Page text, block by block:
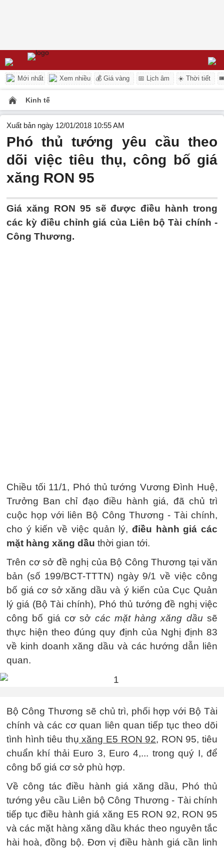
Mới nhất Xem nhiều 💰 Giá vàng 📅 Lịch âm ☀️ Thời tiết
Kinh tế
Xuất bản ngày 12/01/2018 10:55 AM
Phó thủ tướng yêu cầu theo
dõi việc tiêu thụ, công bố giá
xăng RON 95
Giá xăng RON 95 sẽ được điều hành trong
các kỳ điều chỉnh giá của Liên bộ Tài chính -
Công Thương.
Chiều tối 11/1, Phó thủ tướng Vương Đình Huệ,
Trưởng Ban chỉ đạo điều hành giá, đã chủ trì
cuộc họp với liên Bộ Công Thương - Tài chính,
cho ý kiến về việc quản lý, điều hành giá các
mặt hàng xăng dầu thời gian tới.
Trên cơ sở đề nghị của Bộ Công Thương tại văn
bản (số 199/BCT-TTTN) ngày 9/1 về việc công
bố giá cơ sở xăng dầu và ý kiến của Cục Quản
lý giá (Bộ Tài chính), Phó thủ tướng đề nghị việc
công bố giá cơ sở các mặt hàng xăng dầu sẽ
thực hiện theo đúng quy định của Nghị định 83
về kinh doanh xăng dầu và các hướng dẫn liên
quan.
Bộ Công Thương sẽ chủ trì, phối hợp với Bộ Tài
chính và các cơ quan liên quan tiếp tục theo dõi
tình hình tiêu thụ xăng E5 RON 92, RON 95, tiêu
chuẩn khí thải Euro 3, Euro 4,... trong quý I, để
công bố giá cơ sở phù hợp.
Về công tác điều hành giá xăng dầu, Phó thủ
tướng yêu cầu Liên bộ Công Thương - Tài chính
tiếp tục điều hành giá xăng E5 RON 92, RON 95
và các mặt hàng xăng dầu khác theo nguyên tắc
hài hoà, đồng bộ. Đơn vị điều hành giá cần linh